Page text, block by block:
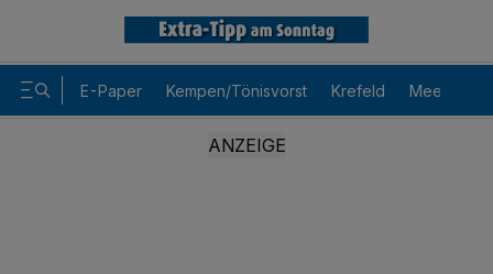
E-Paper Kempen/Tönisvorst Krefeld Meerbusch